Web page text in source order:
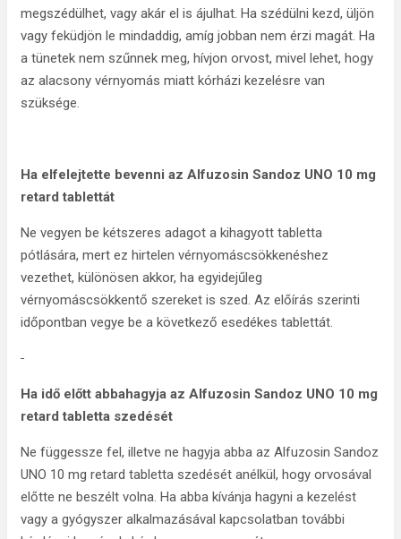
megszédülhet, vagy akár el is ájulhat. Ha szédülni kezd, üljön
vagy feküdjön le mindaddig, amíg jobban nem érzi magát. Ha
a tünetek nem szűnnek meg, hívjon orvost, mivel lehet, hogy
az alacsony vérnyomás miatt kórházi kezelésre van
szüksége.
Ha elfelejtette bevenni az Alfuzosin Sandoz UNO 10 mg
retard tablettát
Ne vegyen be kétszeres adagot a kihagyott tabletta
pótlására, mert ez hirtelen vérnyomáscsökkenéshez
vezethet, különösen akkor, ha egyidejűleg
vérnyomáscsökkentő szereket is szed. Az előírás szerinti
időpontban vegye be a következő esedékes tablettát.
Ha idő előtt abbahagyja az Alfuzosin Sandoz UNO 10 mg
retard tabletta szedését
Ne függessze fel, illetve ne hagyja abba az Alfuzosin Sandoz
UNO 10 mg retard tabletta szedését anélkül, hogy orvosával
előtte ne beszélt volna. Ha abba kívánja hagyni a kezelést
vagy a gyógyszer alkalmazásával kapcsolatban további